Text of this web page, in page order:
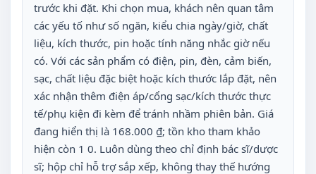
trước khi đặt. Khi chọn mua, khách nên quan tâm
các yếu tố như số ngăn, kiểu chia ngày/giờ, chất
liệu, kích thước, pin hoặc tính năng nhắc giờ nếu
có. Với các sản phẩm có điện, pin, đèn, cảm biến,
sạc, chất liệu đặc biệt hoặc kích thước lắp đặt, nên
xác nhận thêm điện áp/cổng sạc/kích thước thực
tế/phụ kiện đi kèm để tránh nhầm phiên bản. Giá
đang hiển thị là 168.000 ₫; tồn kho tham khảo
hiện còn 1 0. Luôn dùng theo chỉ định bác sĩ/dược
sĩ; hộp chỉ hỗ trợ sắp xếp, không thay thế hướng